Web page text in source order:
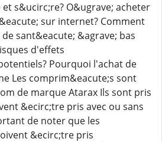
s&ucirc;re? O&ugrave; acheter
sur internet? Comment
sant&eacute; &agrave; bas
d'effets
Pourquoi l'achat de
Les comprim&eacute;s sont
de marque Atarax Ils sont pris
&ecirc;tre pris avec ou sans
de noter que les
&ecirc;tre pris